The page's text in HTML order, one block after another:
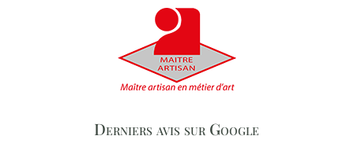
Derniers avis sur Google